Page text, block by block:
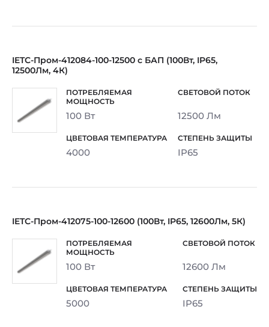
IETC-Пром-412084-100-12500 с БАП (100Вт, IP65,
12500Лм, 4К)
100 Вт 12500 Лм
4000 IP65
IETC-Пром-412075-100-12600 (100Вт, IP65, 12600Лм, 5К)
100 Вт 12600 Лм
5000 IP65